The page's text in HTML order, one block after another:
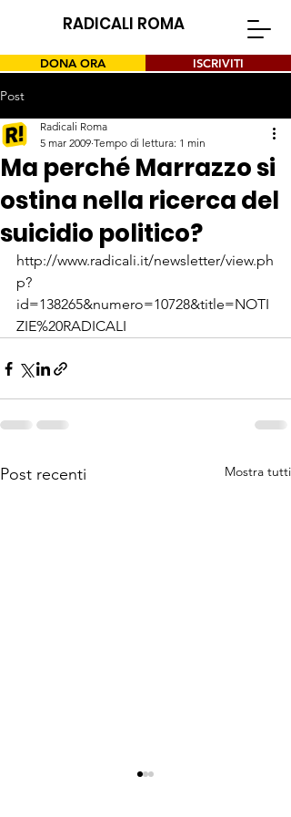
RADICALI ROMA
DONA ORA ISCRIVITI
Post
Ma perché Marrazzo si
ostina nella ricerca del
suicidio politico?
Radicali Roma
5 mar 2009 Tempo di lettura: 1 min
http://www.radicali.it/newsletter/view.ph
p?
id=138265&numero=10728&title=NOTI
ZIE%20RADICALI
Post recenti Mostra tutti